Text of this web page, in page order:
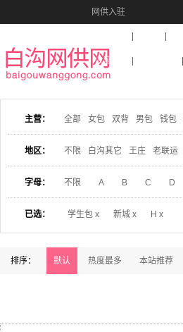
网供入驻
收藏本站
主营： 全部 女包 双背 男包 钱包
地区： 不限 白沟其它 王庄 老联运
字母： 不限 A B C D
已选： 学生包 x 新城 x H x
排序： 默认 热度最多 本站推荐